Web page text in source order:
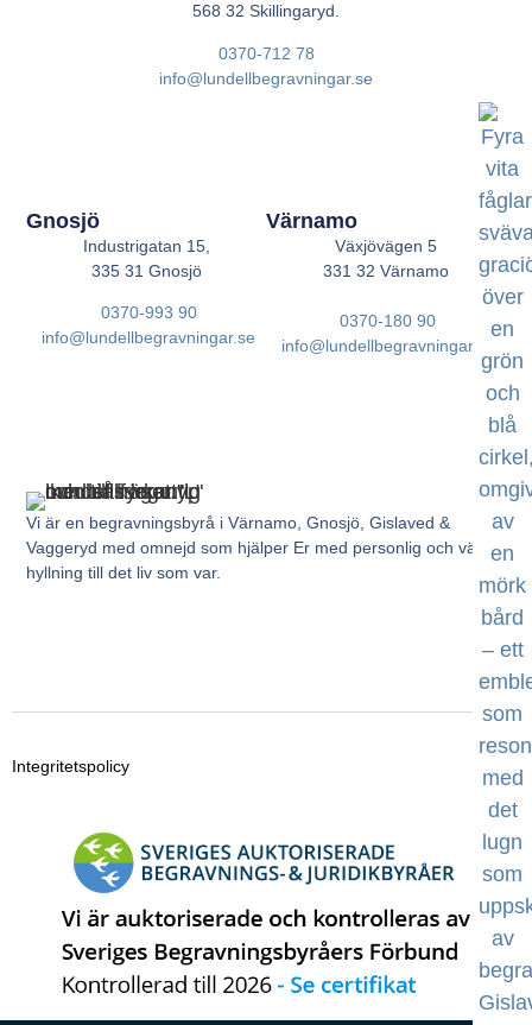
Vi är en begravningsbyrå i Värnamo, Gnosjö, Gislaved &
Vaggeryd med omnejd som hjälper Er med personlig och värdig
hyllning till det liv som var.
Värnamo
Växjövägen 5
331 32 Värnamo
0370-180 90
info@lundellbegravningar.se
Gnosjö
Industrigatan 15,
335 31 Gnosjö
0370-993 90
info@lundellbegravningar.se
568 32 Skillingaryd.
0370-712 78
info@lundellbegravningar.se
Integritetspolicy